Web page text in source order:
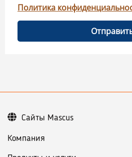
Политика
Компания
Сайты Mascus